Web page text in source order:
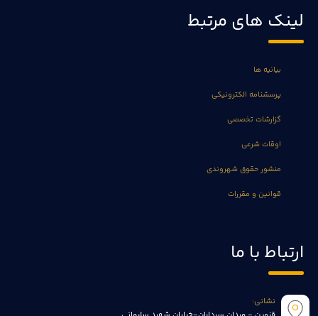
لینک های مرتبط
بیانیه ها
پرسشنامه الکترونیکی
گزارشات تخصصی
اوقات شرعی
منشور حقوق شهروندی
قوانین و مقررات
ارتباط با ما
نشانی: